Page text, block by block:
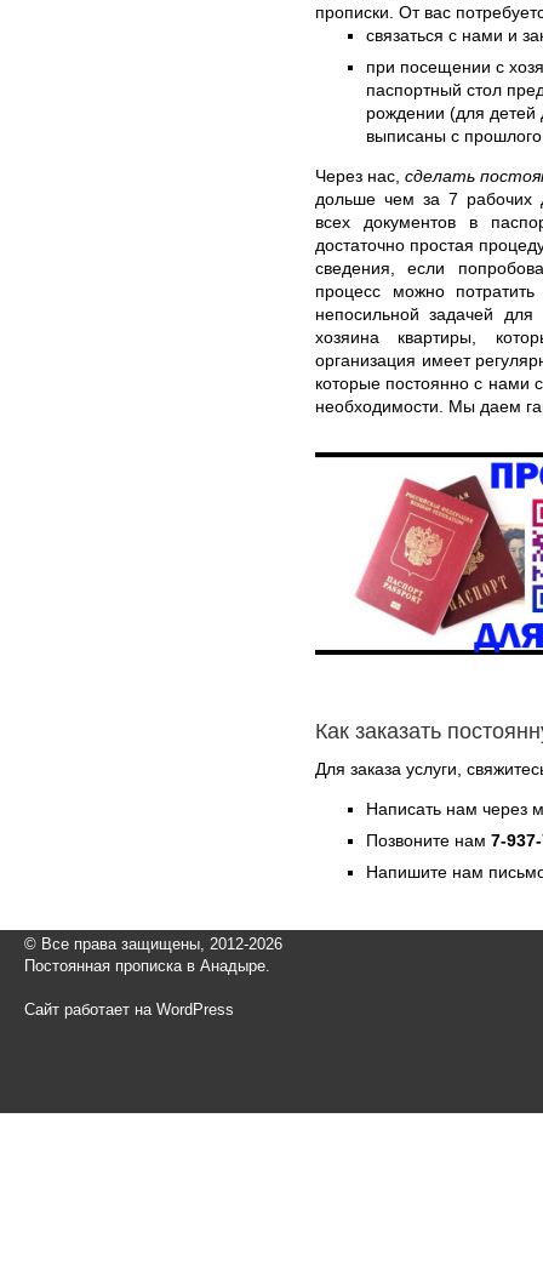
прописки. От вас
связаться с нами и
при посещении с
паспортный стол
рождении (для детей
выписаны с
Через нас, сделать
дольше чем за 7 рабочих
всех документов в
достаточно простая
сведения, если
процесс можно
непосильной задачей
хозяина квартиры,
организация имеет
которые постоянно с нами
необходимости. Мы даем
Как заказать
Для заказа услуги,
Написать нам через
Позвоните нам 7-
Напишите нам
© Все права защищены, 2012-2026
Постоянная прописка в Анадыре.
Сайт работает на WordPress